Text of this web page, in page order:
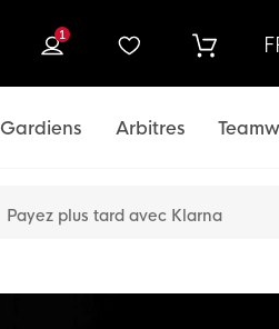
1
Gardiens Arbitres
Payez plus tard avec Klarna